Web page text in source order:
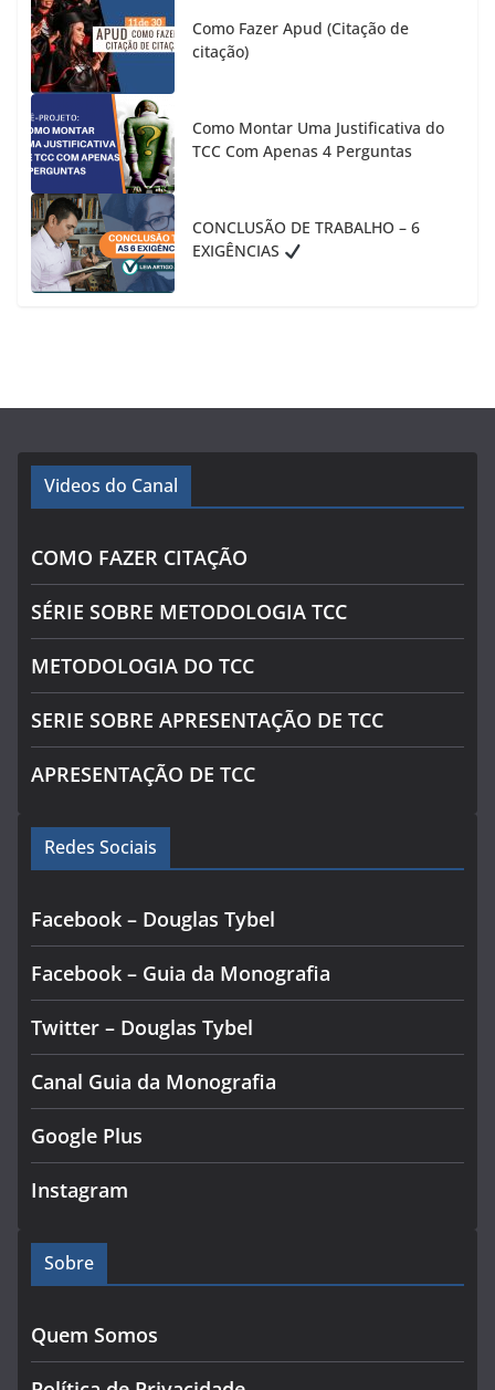
Como Fazer Apud (Citação de
citação)
Como Montar Uma Justificativa do
TCC Com Apenas 4 Perguntas
CONCLUSÃO DE TRABALHO – 6
EXIGÊNCIAS
Videos do Canal
COMO FAZER CITAÇÃO
SÉRIE SOBRE METODOLOGIA TCC
METODOLOGIA DO TCC
SERIE SOBRE APRESENTAÇÃO DE TCC
APRESENTAÇÃO DE TCC
Redes Sociais
Facebook – Douglas Tybel
Facebook – Guia da Monografia
Twitter – Douglas Tybel
Canal Guia da Monografia
Google Plus
Instagram
Sobre
Quem Somos